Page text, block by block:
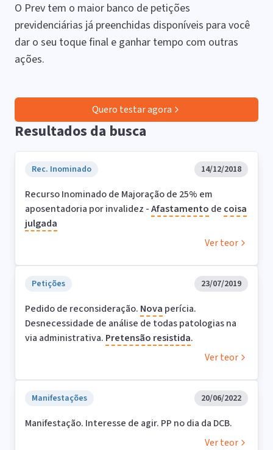
O Prev tem o maior banco de petições
previdenciárias já preenchidas disponíveis para você
dar o seu toque final e ganhar tempo com outras
ações.
Quero testar agora
Resultados da busca
Rec. Inominado 14/12/2018
Recurso Inominado de Majoração de 25% em
aposentadoria por invalidez -Afastamento de coisa
julgada
Ver teor
Petições 23/07/2019
Pedido de reconsideração. Nova perícia.
Desnecessidade de análise de todas patologias na
via administrativa. Pretensão resistida.
Ver teor
Manifestações 20/06/2022
Manifestação. Interesse de agir. PP no dia da DCB.
Ver teor